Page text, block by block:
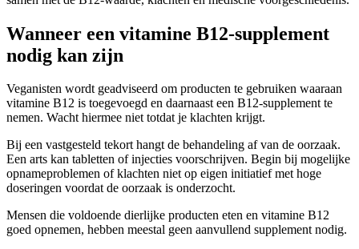
Wanneer een vitamine B12-supplement
nodig kan zijn
Veganisten wordt geadviseerd om producten te gebruiken waaraan
vitamine B12 is toegevoegd en daarnaast een B12-supplement te
nemen. Wacht hiermee niet totdat je klachten krijgt.
Bij een vastgesteld tekort hangt de behandeling af van de oorzaak.
Een arts kan tabletten of injecties voorschrijven. Begin bij mogelijke
opnameproblemen of klachten niet op eigen initiatief met hoge
doseringen voordat de oorzaak is onderzocht.
Mensen die voldoende dierlijke producten eten en vitamine B12
goed opnemen, hebben meestal geen aanvullend supplement nodig.